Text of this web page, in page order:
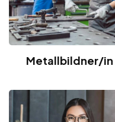
Metallbildner/in